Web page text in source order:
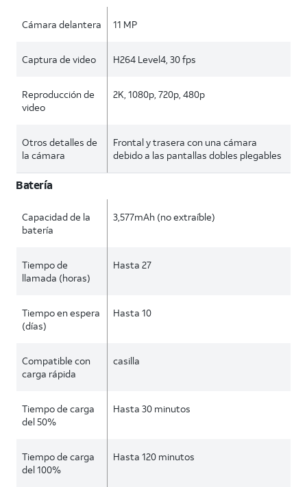
Cámara delantera 11 MP
Captura de video H264 Level4, 30 fps
Reproducción de
video
2K, 1080p, 720p, 480p
Otros detalles de
la cámara
Frontal y trasera con una cámara
debido a las pantallas dobles plegables
Batería
Capacidad de la
batería
3,577mAh (no extraíble)
Tiempo de
llamada (horas)
Hasta 27
Tiempo en espera
(días)
Hasta 10
Compatible con
carga rápida
casilla
Tiempo de carga
del 50%
Hasta 30 minutos
Tiempo de carga
del 100%
Hasta 120 minutos